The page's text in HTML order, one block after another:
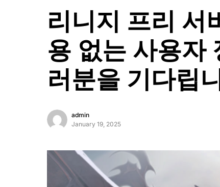
리니지 프리 서
용 없는 사용자
러분을 기다립
admin
January 19, 2025